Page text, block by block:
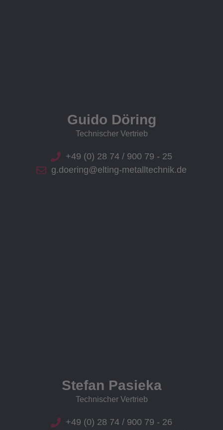
Guido Döring
Technischer Vertrieb
+49 (0) 28 74 / 900 79 - 25
g.doering@elting-metalltechnik.de
Stefan Pasieka
Technischer Vertrieb
+49 (0) 28 74 / 900 79 - 26